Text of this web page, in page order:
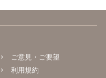
ご意見・ご要望
利用規約